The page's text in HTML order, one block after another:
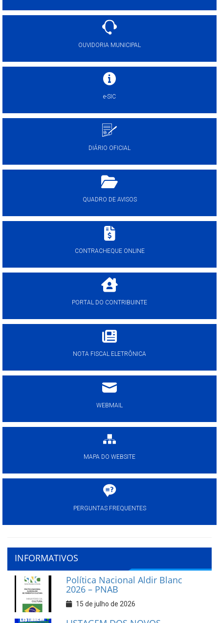
OUVIDORIA MUNICIPAL
e-SIC
DIÁRIO OFICIAL
QUADRO DE AVISOS
CONTRACHEQUE ONLINE
PORTAL DO CONTRIBUINTE
NOTA FISCAL ELETRÔNICA
WEBMAIL
MAPA DO WEBSITE
PERGUNTAS FREQUENTES
INFORMATIVOS
Política Nacional Aldir Blanc
2026 – PNAB
15 de julho de 2026